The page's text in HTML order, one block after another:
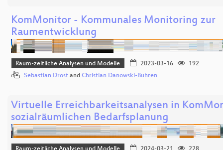
KomMonitor - Kommunales Monitoring zur
Raumentwicklung
Raum-zeitliche Analysen und Modelle 2023-03-16
192
Sebastian Drost and Christian Danowski-Buhren
Virtuelle Erreichbarkeitsanalysen in
sozialräumlichen Bedarfsplanung